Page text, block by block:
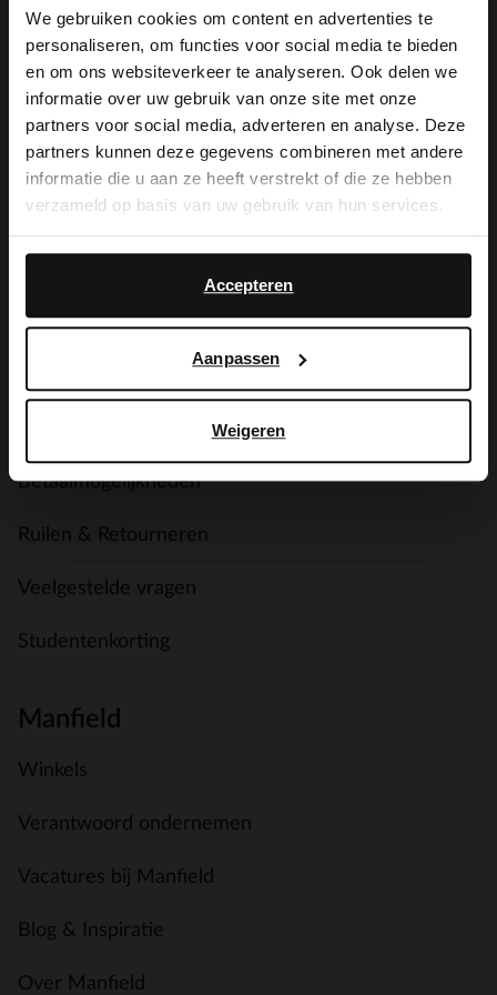
We gebruiken cookies om content en advertenties te
personaliseren, om functies voor social media te bieden
en om ons websiteverkeer te analyseren. Ook delen we
informatie over uw gebruik van onze site met onze
partners voor social media, adverteren en analyse. Deze
partners kunnen deze gegevens combineren met andere
informatie die u aan ze heeft verstrekt of die ze hebben
verzameld op basis van uw gebruik van hun services.
Accepteren
Aanpassen
Weigeren
voordelen wachten
op je.
Service
Betaalmogelijkheden
Ruilen & Retourneren
Veelgestelde vragen
Studentenkorting
Manfield
Winkels
Verantwoord ondernemen
Vacatures bij Manfield
Blog & Inspiratie
Over Manfield
×
View this website in English?
It looks like your language isn't Dutch. Would
you like to switch to English?
English